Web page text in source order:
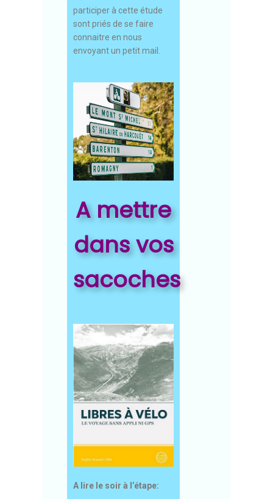
participer à cette étude
sont priés de se faire
connaitre en nous
envoyant un petit mail.
A mettre
dans vos
sacoches
A lire le soir à l’étape: